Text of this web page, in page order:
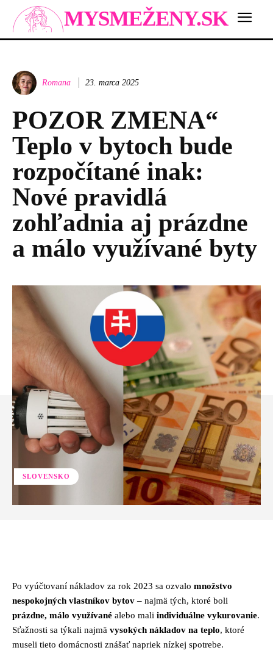
MYSMEŽENY.SK
Romana 23. marca 2025
POZOR ZMENA“
Teplo v bytoch bude
rozpočítané inak:
Nové pravidlá
zohľadnia aj prázdne
a málo využívané byty
SLOVENSKO
Po vyúčtovaní nákladov za rok 2023 sa ozvalo množstvo
nespokojných vlastníkov bytov – najmä tých, ktoré boli
prázdne, málo využívané alebo mali individuálne vykurovanie.
Sťažnosti sa týkali najmä vysokých nákladov na teplo, ktoré
museli tieto domácnosti znášať napriek nízkej spotrebe.